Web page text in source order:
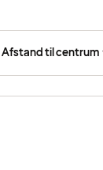
Afstand til centrum